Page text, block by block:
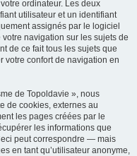
ordinateur. Les deux
utilisateur et un identifiant
assignés par le logiciel
navigation sur les sujets de
de ce fait tous les sujets que
votre confort de navigation en
de Topoldavie », nous
de cookies, externes au
les pages créées par le
les informations que
peut correspondre — mais
en tant qu’utilisateur anonyme,